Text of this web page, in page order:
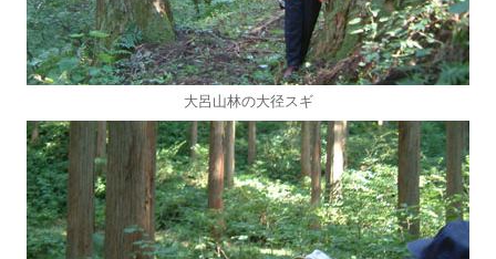
大呂山林の大径スギ